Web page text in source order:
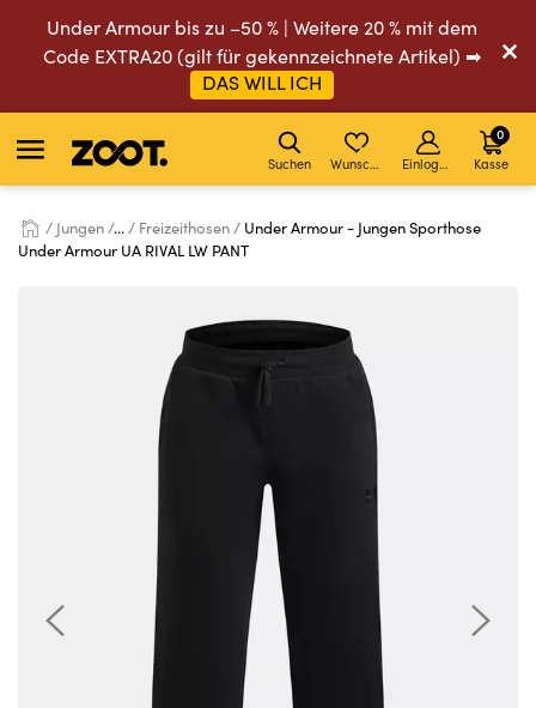
Under Armour bis zu –50 % | Weitere 20 % mit dem
Code EXTRA20 (gilt für gekennzeichnete Artikel) ➡
DAS WILL ICH
Suchen Wunschliste Einloggen Kasse
0
Jungen ... Freizeithosen
Under Armour - Jungen Sporthose
Under Armour UA RIVAL LW PANT